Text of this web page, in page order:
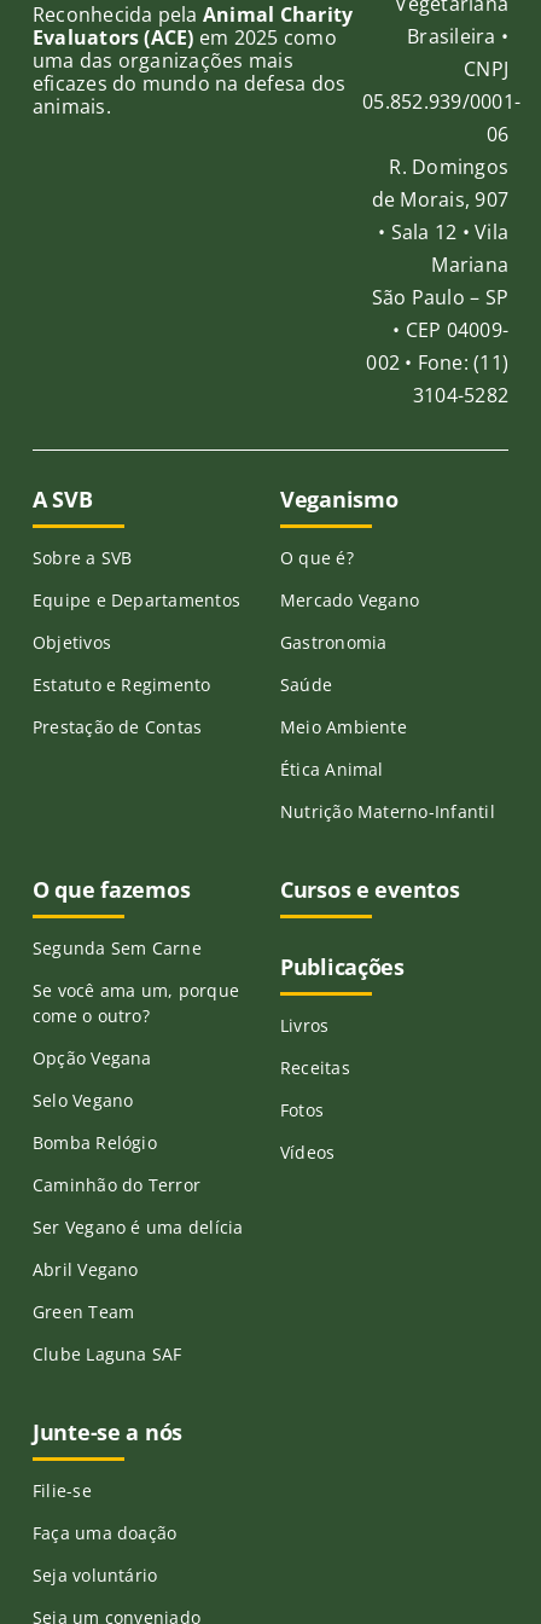
Reconhecida pela Animal Charity
Evaluators (ACE) em 2025 como
uma das organizações mais
eficazes do mundo na defesa dos
animais.
Brasileira •
CNPJ
05.852.939/0001-
06
R. Domingos
de Morais, 907
• Sala 12 • Vila
Mariana
São Paulo – SP
• CEP 04009-
002 • Fone: (11)
3104-5282
A SVB
Sobre a SVB
Equipe e Departamentos
Objetivos
Estatuto e Regimento
Prestação de Contas
Veganismo
O que é?
Mercado Vegano
Gastronomia
Saúde
Meio Ambiente
Ética Animal
Nutrição Materno-Infantil
O que fazemos
Segunda Sem Carne
Se você ama um, porque
come o outro?
Opção Vegana
Selo Vegano
Bomba Relógio
Caminhão do Terror
Ser Vegano é uma delícia
Abril Vegano
Green Team
Clube Laguna SAF
Cursos e eventos
Publicações
Livros
Receitas
Fotos
Vídeos
Junte-se a nós
Filie-se
Faça uma doação
Seja voluntário
Seja um conveniado